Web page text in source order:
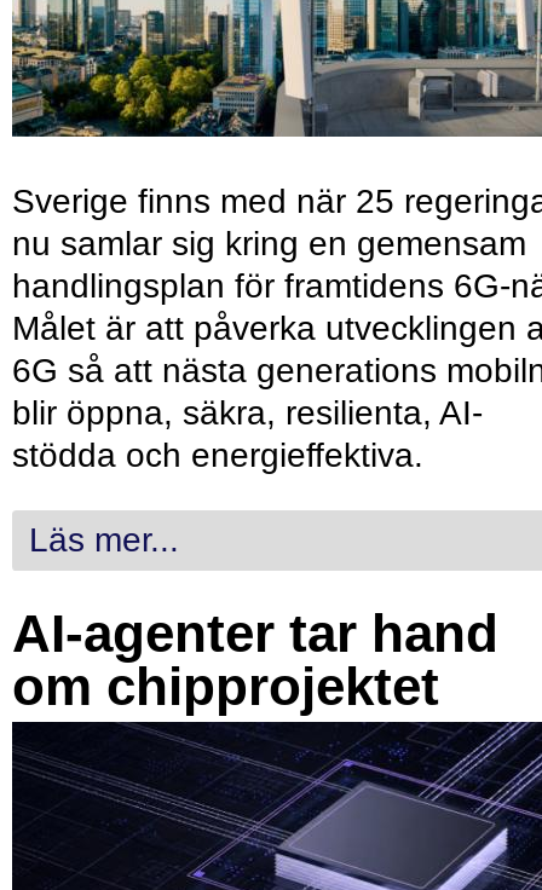
Sverige finns med när 25
nu samlar sig kring en gemensam
handlingsplan för framtidens 6G-
Målet är att påverka utvecklingen
6G så att nästa generations
blir öppna, säkra, resilienta, AI-
stödda och energieffektiva.
Läs mer...
AI-agenter tar hand
om chipprojektet